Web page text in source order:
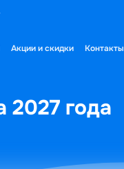
Акции и скидки Контакты
2027 года